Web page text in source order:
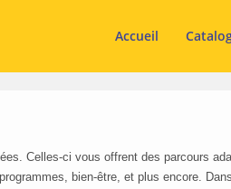
Accueil
Celles-ci vous offrent des parcours
bien-être, et plus encore.